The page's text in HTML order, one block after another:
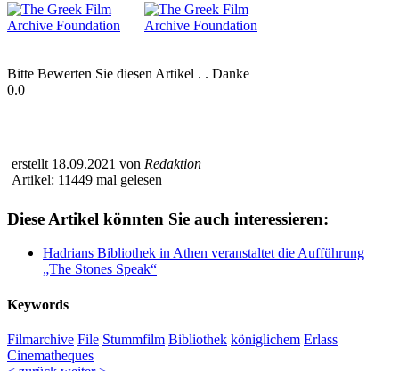
Bitte Bewerten Sie diesen Artikel . . Danke
0.0
erstellt 18.09.2021 von Redaktion
Artikel: 11449 mal gelesen
Diese Artikel könnten Sie auch interessieren:
Hadrians Bibliothek in Athen veranstaltet die Aufführung
„The Stones Speak“
Keywords
Filmarchive File Stummfilm Bibliothek königlichem Erlass
Cinematheques